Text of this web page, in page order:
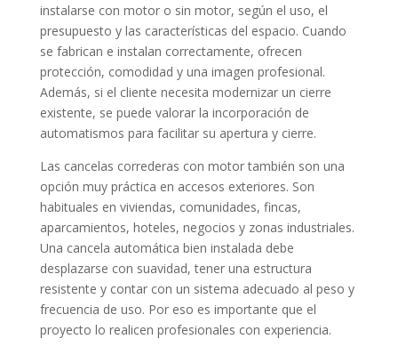
instalarse con motor o sin motor, según el uso, el
presupuesto y las características del espacio. Cuando
se fabrican e instalan correctamente, ofrecen
protección, comodidad y una imagen profesional.
Además, si el cliente necesita modernizar un cierre
existente, se puede valorar la incorporación de
automatismos para facilitar su apertura y cierre.
Las cancelas correderas con motor también son una
opción muy práctica en accesos exteriores. Son
habituales en viviendas, comunidades, fincas,
aparcamientos, hoteles, negocios y zonas industriales.
Una cancela automática bien instalada debe
desplazarse con suavidad, tener una estructura
resistente y contar con un sistema adecuado al peso y
frecuencia de uso. Por eso es importante que el
proyecto lo realicen profesionales con experiencia.